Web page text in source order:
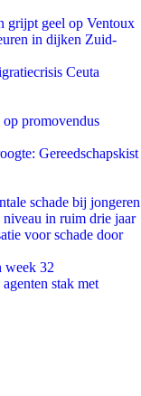
grijpt geel op Ventoux
in dijken Zuid-
Ceuta
promovendus
Gereedschapskist
schade bij jongeren
in ruim drie jaar
voor schade door
week 32
stak met